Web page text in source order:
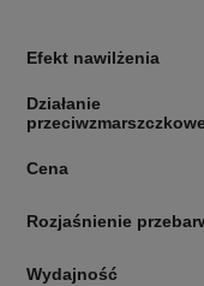
Efekt nawilżenia
Działanie
Cena
Rozjaśnienie
Wydajność